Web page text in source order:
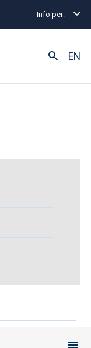
Info per:
EN
Psichiatria